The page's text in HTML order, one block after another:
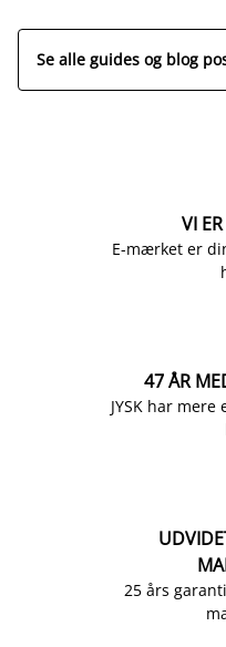
Se alle guides og blog
VI
E-mærket er
47 ÅR
JYSK har
25 års